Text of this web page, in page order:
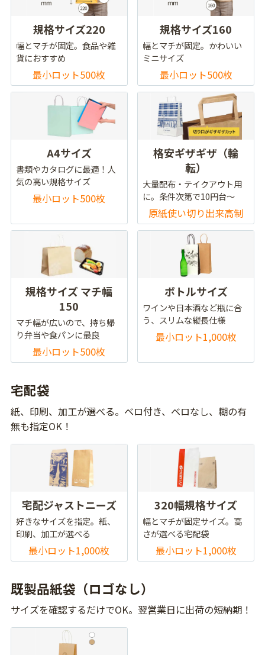
規格サイズ220
幅とマチが固定。食品や雑
貨におすすめ
最小ロット500枚
規格サイズ160
幅とマチが固定。かわいい
ミニサイズ
最小ロット500枚
A4サイズ
書類やカタログに最適！人
気の高い規格サイズ
最小ロット500枚
格安ギザギザ（輪
転）
大量配布・テイクアウト用
に。条件次第で10円台～
原紙使い切り出来高制
規格サイズ マチ幅
150
マチ幅が広いので、持ち帰
り弁当や食パンに最良
最小ロット500枚
ボトルサイズ
ワインや日本酒など瓶に合
う、スリムな縦長仕様
最小ロット1,000枚
宅配袋
紙、印刷、加工が選べる。ベロ付き、ベロなし、糊の有
無も指定OK！
宅配ジャストニーズ
好きなサイズを指定。紙、
印刷、加工が選べる
最小ロット1,000枚
320幅規格サイズ
幅とマチが固定サイズ。高
さが選べる宅配袋
最小ロット1,000枚
既製品紙袋（ロゴなし）
サイズを確認するだけでOK。翌営業日に出荷の短納期！